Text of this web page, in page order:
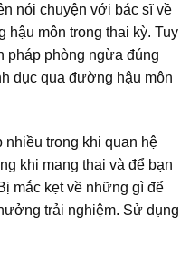
nói chuyện với bác sĩ về
hậu môn trong thai kỳ. Tuy
pháp phòng ngừa đúng
dục qua đường hậu môn
trong khi quan hệ
khi mang thai và để bạn
mắc kẹt về những gì để
trải nghiệm. Sử dụng